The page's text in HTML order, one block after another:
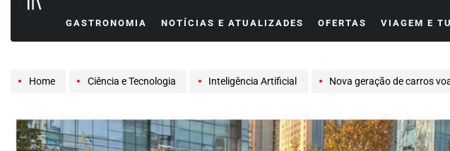
GASTRONOMIA NOTÍCIAS E ATUALIZADES OFERTAS VIAGEM E
Home Ciência e Tecnologia Inteligência Artificial Nova geração de carros voadores